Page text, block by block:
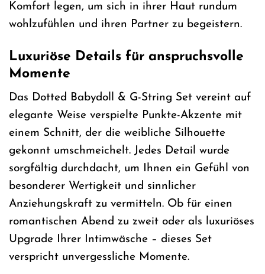
Komfort legen, um sich in ihrer Haut rundum
wohlzufühlen und ihren Partner zu begeistern.
Luxuriöse Details für anspruchsvolle
Momente
Das Dotted Babydoll & G-String Set vereint auf
elegante Weise verspielte Punkte-Akzente mit
einem Schnitt, der die weibliche Silhouette
gekonnt umschmeichelt. Jedes Detail wurde
sorgfältig durchdacht, um Ihnen ein Gefühl von
besonderer Wertigkeit und sinnlicher
Anziehungskraft zu vermitteln. Ob für einen
romantischen Abend zu zweit oder als luxuriöses
Upgrade Ihrer Intimwäsche – dieses Set
verspricht unvergessliche Momente.